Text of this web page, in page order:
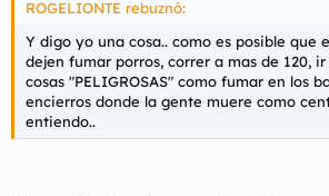
ROGELIONTE rebuznó:
Y digo yo una cosa.. como es posible que
dejen fumar porros, correr a mas de 120,
cosas "PELIGROSAS" como fumar en los
encierros donde la gente muere como
entiendo..